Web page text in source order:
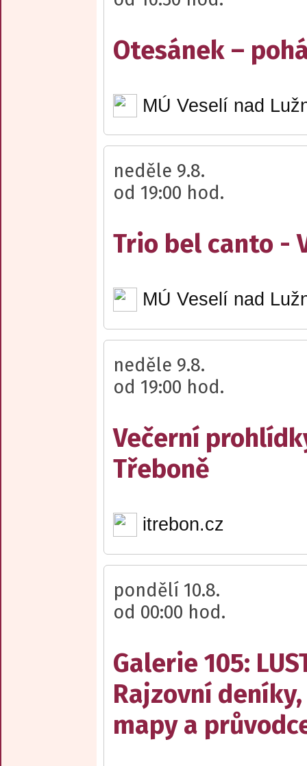
Otesánek –
MÚ Veselí nad
neděle 9.8.
od 19:00 hod.
Trio bel canto -
MÚ Veselí nad
neděle 9.8.
od 19:00 hod.
Večerní
Třeboně
itrebon.cz
pondělí 10.8.
od 00:00 hod.
Galerie 105:
Rajzovní deníky,
mapy a